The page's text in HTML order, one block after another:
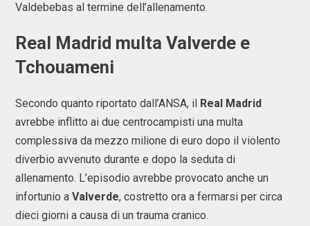
Valdebebas al termine dell’allenamento.
Real Madrid multa Valverde e
Tchouameni
Secondo quanto riportato dall’ANSA, il Real Madrid
avrebbe inflitto ai due centrocampisti una multa
complessiva da mezzo milione di euro dopo il violento
diverbio avvenuto durante e dopo la seduta di
allenamento. L’episodio avrebbe provocato anche un
infortunio a Valverde, costretto ora a fermarsi per circa
dieci giorni a causa di un trauma cranico.